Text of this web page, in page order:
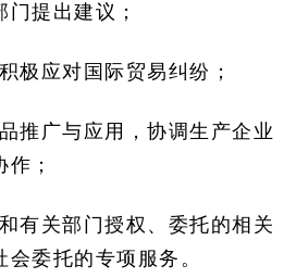
提出建议；
极应对国际贸易纠纷；
推广与应用，协调生产企业
；
有关部门授权、委托的相关
委托的专项服务。